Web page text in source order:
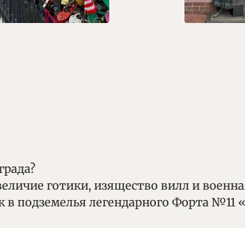
готики, изящество вилл и
подземелья легендарного Форта №11